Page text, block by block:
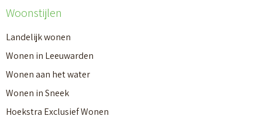
Woonstijlen
Landelijk wonen
Wonen in Leeuwarden
Wonen aan het water
Wonen in Sneek
Hoekstra Exclusief Wonen